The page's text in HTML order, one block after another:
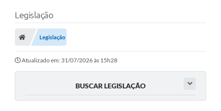
Legislação
Legislação
Atualizado em: 31/07/2026 às 15h28
BUSCAR LEGISLAÇÃO